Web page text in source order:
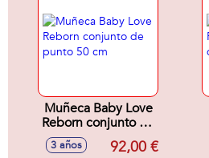
Muñeca Baby Love
Reborn conjunto de
punto 50 cm
3 años 92,00 €